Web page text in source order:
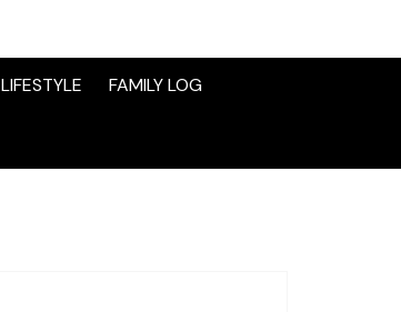
LIFESTYLE FAMILY LOG